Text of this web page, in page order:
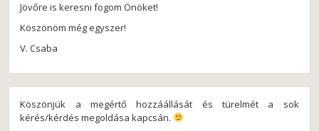
Jövőre is keresni fogom Önöket!
Köszönöm még egyszer!
V. Csaba
Köszönjük a megértő hozzáállását és türelmét a sok
kérés/kérdés megoldása kapcsán.